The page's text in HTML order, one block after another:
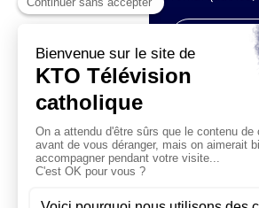
Visiter la